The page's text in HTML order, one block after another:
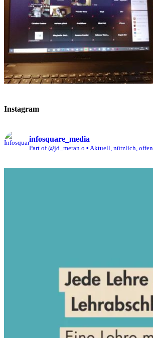
Instagram
infosquare_media
Part of @jd_meran.o ▫️ Aktuell, nützlich, offen